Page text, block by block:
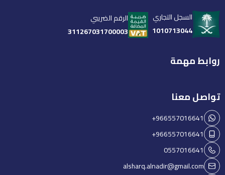
السجل التجاري
1010713044
الرقم الضريبي
311267031700003
روابط مهمة
تواصل معنا
+966557016641
+966557016641
0557016641
alsharq.alnadir@gmail.com